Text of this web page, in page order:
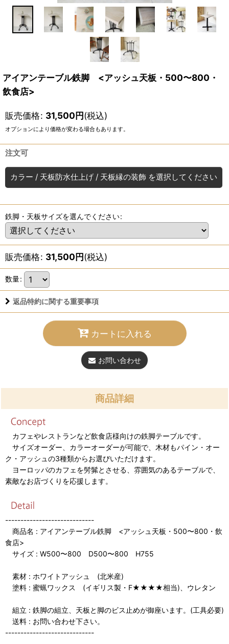
アイアンテーブル鉄脚 <アッシュ天板・500〜800・
飲食店>
販売価格: 31,500円(税込)
オプションにより価格が変わる場合もあります。
注文可
カラー / 天板防水仕上げ / 天板縁の装飾 を選択してください
鉄脚・天板サイズを選んでください:
販売価格: 31,500円(税込)
数量:
返品特約に関する重要事項
カートに入れる
お問い合わせ
商品詳細
カフェやレストランなど飲食店様向けの鉄脚テーブルです。
サイズオーダー、カラーオーダーが可能で、木材もパイン・オー
ク・アッシュの3種類からお選びいただけます。
ヨーロッパのカフェを髣髴とさせる、雰囲気のあるテーブルで、
素敵なお店づくりを応援します。
-----------------------------
商品名 : アイアンテーブル鉄脚 <アッシュ天板・500〜800・飲
食店>
サイズ : W500〜800 D500〜800 H755
素材 : ホワイトアッシュ (北米産)
塗料 : 蜜蝋ワックス (イギリス製・F★★★★相当)、ウレタン
組立 : 鉄脚の組立、天板と脚のビス止めが御座います。(工具必要)
送料 : お問い合わせ下さい。
-----------------------------